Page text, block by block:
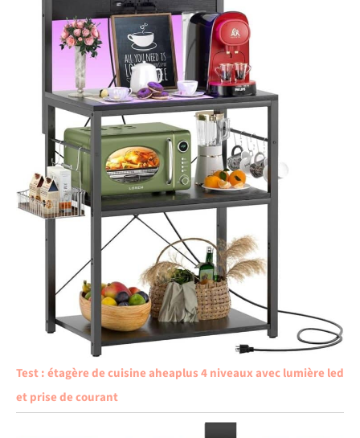
Test : étagère de cuisine aheaplus 4 niveaux avec lumière led
et prise de courant